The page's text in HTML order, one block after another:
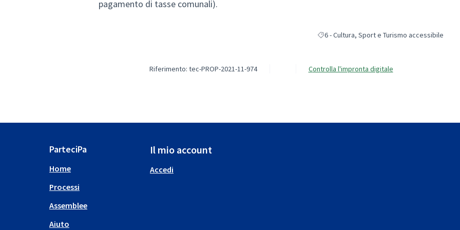
pagamento di tasse comunali).
Filtra i risultati per categoria: 6 - Cultura, Sport
6 - Cultura, Sport e Turismo accessibile
Riferimento: tec-PROP-2021-11-974 Controlla l'impronta digitale
ParteciPa
Home
Processi
Assemblee
Aiuto
Il mio account
Accedi